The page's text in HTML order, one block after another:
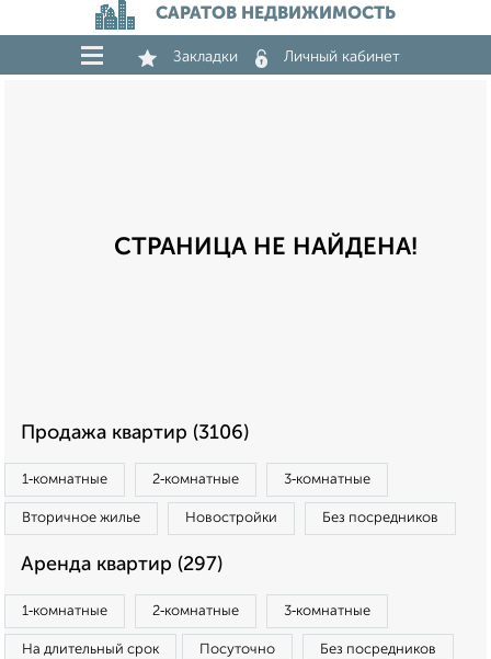
САРАТОВ НЕДВИЖИМОСТЬ
Закладки Личный кабинет
СТРАНИЦА НЕ НАЙДЕНА!
Продажа квартир (3106)
1‑комнатные 2‑комнатные 3‑комнатные
Вторичное жилье Новостройки Без посредников
Аренда квартир (297)
1‑комнатные 2‑комнатные 3‑комнатные
На длительный срок Посуточно Без посредников